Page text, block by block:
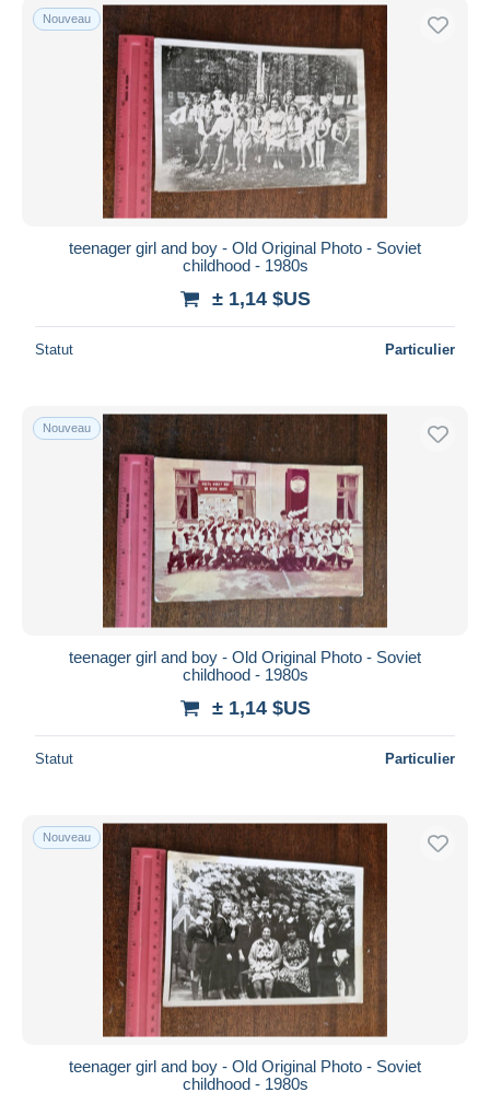
Nouveau
teenager girl and boy - Old Original Photo - Soviet
childhood - 1980s
± 1,14 $US
Statut Particulier
Nouveau
teenager girl and boy - Old Original Photo - Soviet
childhood - 1980s
± 1,14 $US
Statut Particulier
Nouveau
teenager girl and boy - Old Original Photo - Soviet
childhood - 1980s